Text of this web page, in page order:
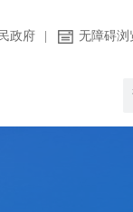
政府 无障碍浏